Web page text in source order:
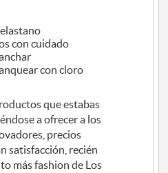
con cuidado
con cloro
que estabas
a ofrecer a los
precios
satisfacción, recién
más fashion de Los